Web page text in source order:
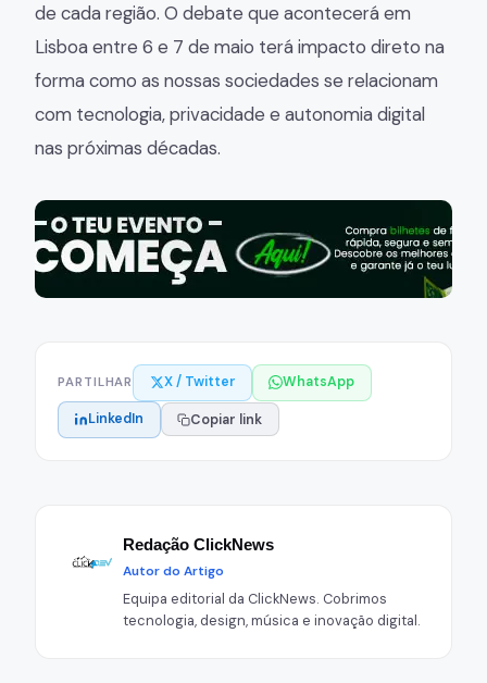
de cada região. O debate que acontecerá em
Lisboa entre 6 e 7 de maio terá impacto direto na
forma como as nossas sociedades se relacionam
com tecnologia, privacidade e autonomia digital
nas próximas décadas.
PARTILHAR X / Twitter WhatsApp
LinkedIn Copiar link
Redação ClickNews
Autor do Artigo
Equipa editorial da ClickNews. Cobrimos
tecnologia, design, música e inovação digital.